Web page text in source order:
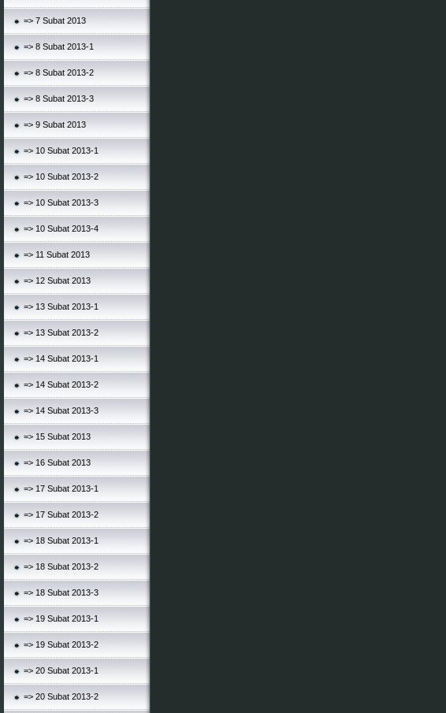
=> 7 Subat 2013
=> 8 Subat 2013-1
=> 8 Subat 2013-2
=> 8 Subat 2013-3
=> 9 Subat 2013
=> 10 Subat 2013-1
=> 10 Subat 2013-2
=> 10 Subat 2013-3
=> 10 Subat 2013-4
=> 11 Subat 2013
=> 12 Subat 2013
=> 13 Subat 2013-1
=> 13 Subat 2013-2
=> 14 Subat 2013-1
=> 14 Subat 2013-2
=> 14 Subat 2013-3
=> 15 Subat 2013
=> 16 Subat 2013
=> 17 Subat 2013-1
=> 17 Subat 2013-2
=> 18 Subat 2013-1
=> 18 Subat 2013-2
=> 18 Subat 2013-3
=> 19 Subat 2013-1
=> 19 Subat 2013-2
=> 20 Subat 2013-1
=> 20 Subat 2013-2